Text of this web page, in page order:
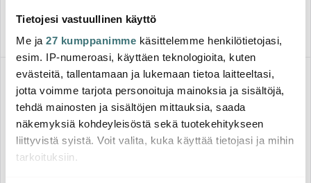
Tietojesi vastuullinen käyttö
Me ja 27 kumppanimme käsittelemme henkilötietojasi,
esim. IP-numeroasi, käyttäen teknologioita, kuten
evästeitä, tallentamaan ja lukemaan tietoa laitteeltasi,
jotta voimme tarjota personoituja mainoksia ja sisältöjä,
tehdä mainosten ja sisältöjen mittauksia, saada
näkemyksiä kohdeyleisöstä sekä tuotekehitykseen
liittyvistä syistä. Voit valita, kuka käyttää tietojasi ja mihin
tarkoituksiin.
- 22%